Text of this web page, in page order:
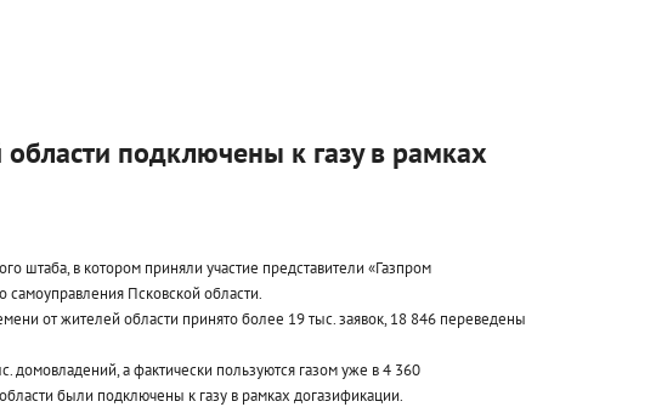
подключены к газу в рамках
штаба, в котором приняли участие представители «Газпром
самоуправления Псковской области.
от жителей области принято более 19 тыс. заявок, 18 846 переведены
домовладений, а фактически пользуются газом уже в 4 360
были подключены к газу в рамках догазификации.